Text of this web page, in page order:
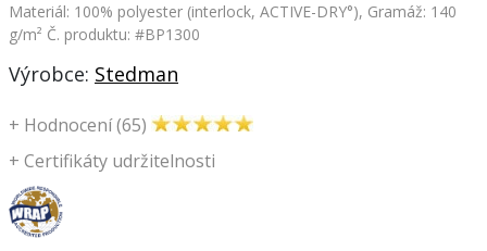
+ Certifikáty udržitelnosti
Materiál: 100% polyester (interlock, ACTIVE-DRY°), Gramáž: 140
g/m² Č. produktu: #BP1300
Výrobce: Stedman
+ Hodnocení (65)